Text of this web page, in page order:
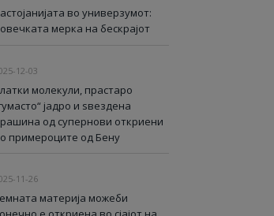
во универзумот:
мерка на бескрајот
12-03
молекули, прастаро
јадро и ѕвездена
од супернови откриени
примероците од Бену
11-26
материја можеби